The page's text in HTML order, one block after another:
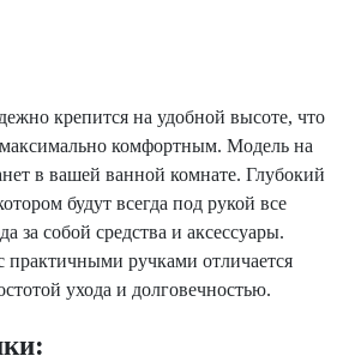
крепится на удобной высоте, что
максимально комфортным. Модель на
в вашей ванной комнате. Глубокий
будут всегда под рукой все
за собой средства и аксессуары.
практичными ручками отличается
ухода и долговечностью.